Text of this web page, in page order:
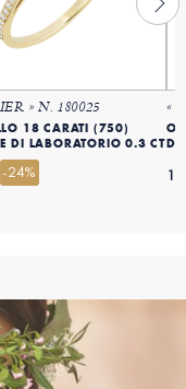
» N. 180025
18 CARATI (750)
DI LABORATORIO 0.3 CT
-24%
«